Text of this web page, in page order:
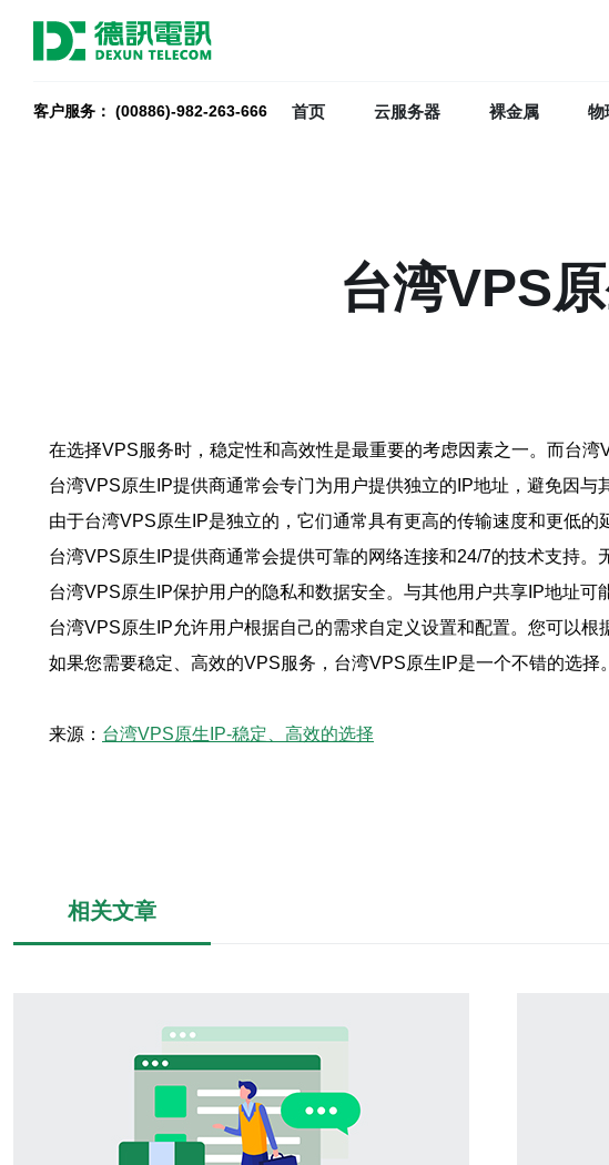
客户服务： (00886)-982-263-666 首页 云服务器 裸金属 物
台湾VPS
在选择VPS服务时，稳定性和高效性是最重要的考虑因素之一。而台湾
台湾VPS原生IP提供商通常会专门为用户提供独立的IP地址，避免因
由于台湾VPS原生IP是独立的，它们通常具有更高的传输速度和更低
台湾VPS原生IP提供商通常会提供可靠的网络连接和24/7的技术支持。
台湾VPS原生IP保护用户的隐私和数据安全。与其他用户共享IP地址
台湾VPS原生IP允许用户根据自己的需求自定义设置和配置。您可以根
如果您需要稳定、高效的VPS服务，台湾VPS原生IP是一个不错的选
来源： 台湾VPS原生IP-稳定、高效的选择
相关文章